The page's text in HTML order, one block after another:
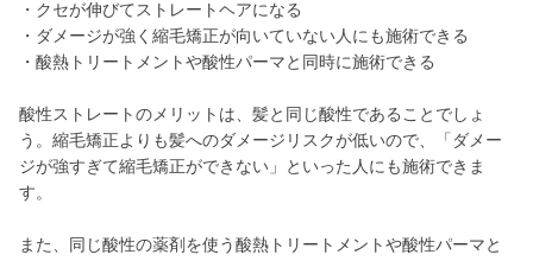
・クセが伸びてストレートヘアになる
・ダメージが強く縮毛矯正が向いていない人にも施術できる
・酸熱トリートメントや酸性パーマと同時に施術できる
酸性ストレートのメリットは、髪と同じ酸性であることでしょ
う。縮毛矯正よりも髪へのダメージリスクが低いので、「ダメー
ジが強すぎて縮毛矯正ができない」といった人にも施術できま
す。
また、同じ酸性の薬剤を使う酸熱トリートメントや酸性パーマと